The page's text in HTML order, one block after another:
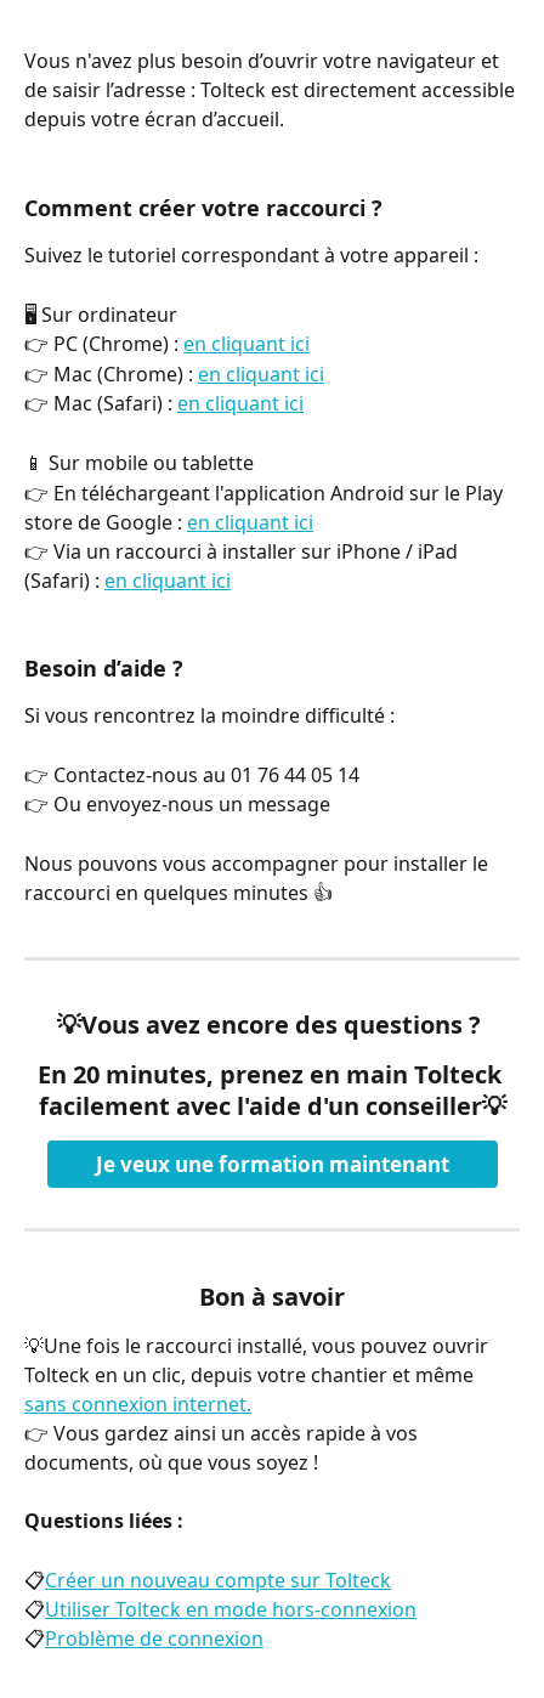
Vous n'avez plus besoin d’ouvrir votre navigateur et
de saisir l’adresse : Tolteck est directement accessible
depuis votre écran d’accueil.
Comment créer votre raccourci ?
Suivez le tutoriel correspondant à votre appareil :
🖥️ Sur ordinateur
👉 PC (Chrome) : en cliquant ici
👉 Mac (Chrome) : en cliquant ici
👉 Mac (Safari) : en cliquant ici
📱 Sur mobile ou tablette
👉 En téléchargeant l'application Android sur le Play
store de Google : en cliquant ici
👉 Via un raccourci à installer sur iPhone / iPad
(Safari) : en cliquant ici
Besoin d’aide ?
Si vous rencontrez la moindre difficulté :
👉 Contactez-nous au 01 76 44 05 14
👉 Ou envoyez-nous un message
Nous pouvons vous accompagner pour installer le
raccourci en quelques minutes 👍
💡Vous avez encore des questions ?
En 20 minutes, prenez en main Tolteck
facilement avec l'aide d'un conseiller💡
Je veux une formation maintenant
Bon à savoir
💡Une fois le raccourci installé, vous pouvez ouvrir
Tolteck en un clic, depuis votre chantier et même
sans connexion internet.
👉 Vous gardez ainsi un accès rapide à vos
documents, où que vous soyez !
Questions liées :
📋Créer un nouveau compte sur Tolteck
📋Utiliser Tolteck en mode hors-connexion
📋Problème de connexion